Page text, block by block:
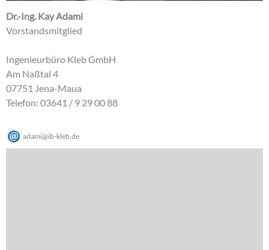
Dr.-Ing. Kay Adami
Vorstandsmitglied
Ingenieurbüro Kleb GmbH
Am Naßtal 4
07751 Jena-Maua
Telefon: 03641 / 9 29 00 88
adami@ib-kleb de